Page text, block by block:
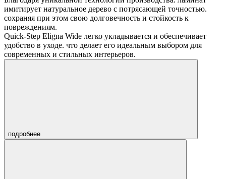
имитирует натуральное дерево с потрясающей точностью.
сохраняя при этом свою долговечность и стойкость к
повреждениям.
Quick-Step Eligna Wide легко укладывается и обеспечивает
удобство в уходе. что делает его идеальным выбором для
современных и стильных интерьеров.
подробнее